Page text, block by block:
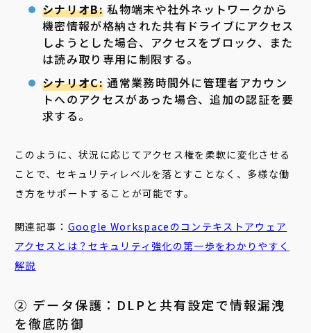
シナリオB:私物端末や社外ネットワークから
機密情報が格納された共有ドライブにアクセス
しようとした場合、アクセスをブロック、また
は読み取り専用に制限する。
シナリオC:通常業務時間外に管理者アカウン
トへのアクセスがあった場合、追加の認証を要
求する。
このように、状況に応じてアクセス権を柔軟に変化させる
ことで、セキュリティレベルを落とすことなく、多様な働
き方をサポートすることが可能です。
関連記事： Google Workspaceのコンテキストアウェア
アクセスとは？セキュリティ強化の第一歩をわかりやすく
解説
② データ保護：DLPと共有設定で情報漏洩
を徹底防御